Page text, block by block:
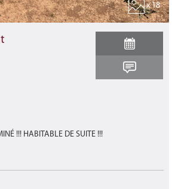
x 18
!!! HABITABLE DE SUITE !!!
neuf d'une surface totale de 139,55 m²
habitable d'environ 113,05 m² et une